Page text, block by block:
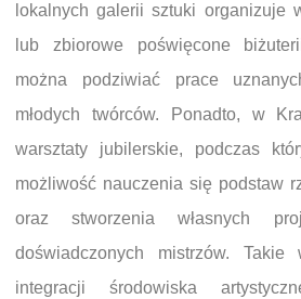
lokalnych galerii sztuki organizuje
lub zbiorowe poświęcone
można podziwiać prace
młodych twórców. Ponadto, w
warsztaty jubilerskie, podczas
możliwość nauczenia się podstaw
oraz stworzenia własnych
doświadczonych mistrzów. Takie
integracji środowiska